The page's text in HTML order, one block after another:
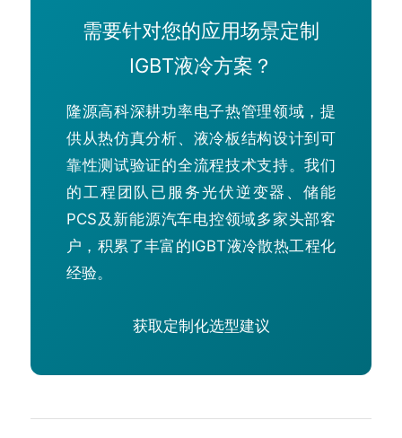
需要针对您的应用场景定制
IGBT液冷方案？
隆源高科深耕功率电子热管理领域，提
供从热仿真分析、液冷板结构设计到可
靠性测试验证的全流程技术支持。我们
的工程团队已服务光伏逆变器、储能
PCS及新能源汽车电控领域多家头部客
户，积累了丰富的IGBT液冷散热工程化
经验。
获取定制化选型建议